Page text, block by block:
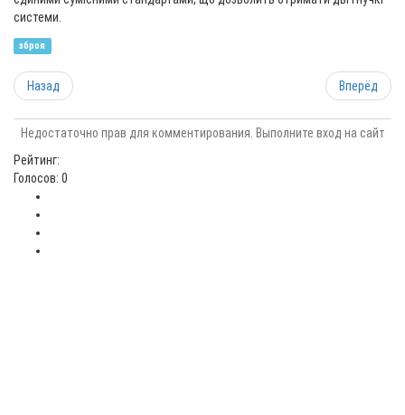
системи.
зброя
Назад Вперёд
Недостаточно прав для комментирования. Выполните вход на сайт
Рейтинг:
Голосов: 0